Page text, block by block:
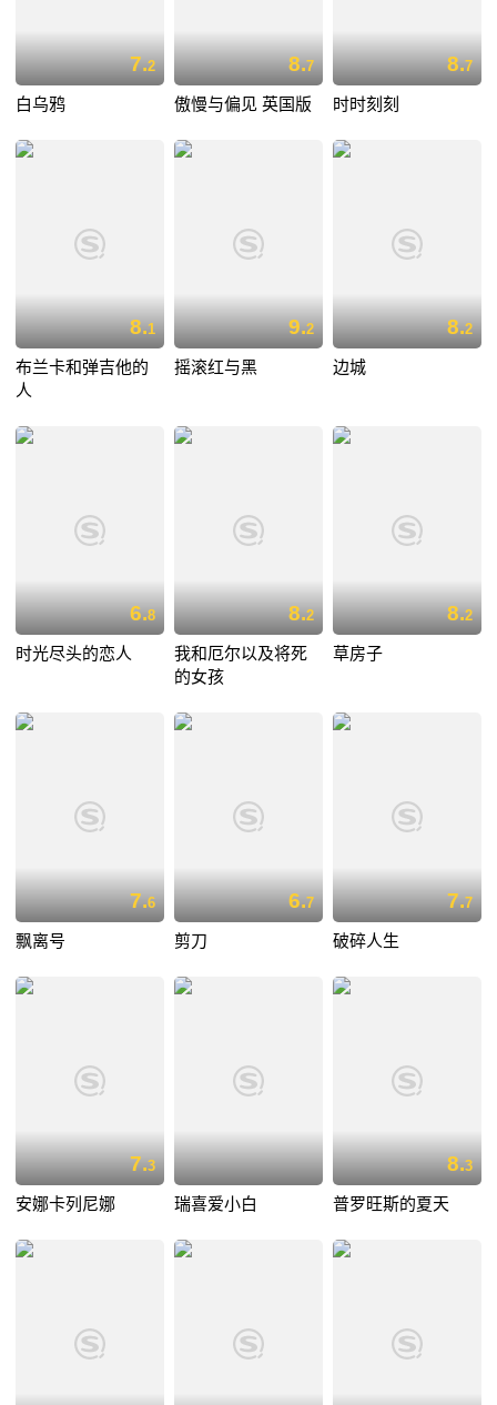
7.2
白乌鸦
8.7
傲慢与偏见 英国版
8.7
时时刻刻
8.1
布兰卡和弹吉他的
人
9.2
摇滚红与黑
8.2
边城
6.8
时光尽头的恋人
8.2
我和厄尔以及将死
的女孩
8.2
草房子
7.6
飘离号
6.7
剪刀
7.7
破碎人生
7.3
安娜卡列尼娜 瑞喜爱小白
8.3
普罗旺斯的夏天